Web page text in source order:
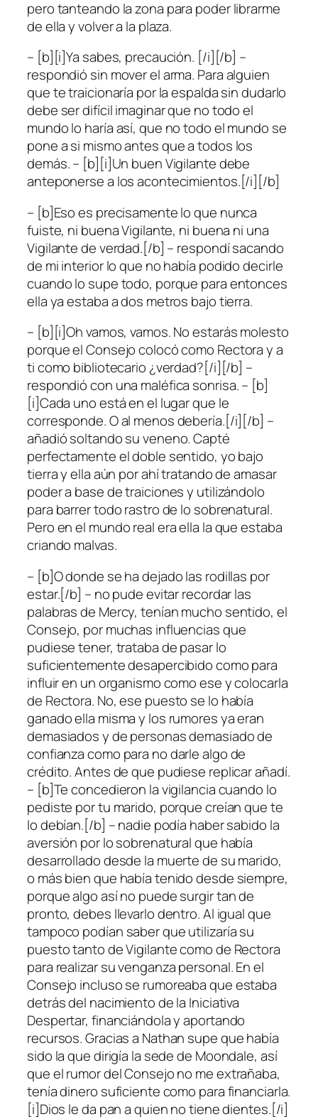
pero tanteando la zona para poder librarme
de ella y volver a la plaza.
– [b][i]Ya sabes, precaución. [/i][/b] –
respondió sin mover el arma. Para alguien
que te traicionaría por la espalda sin dudarlo
debe ser difícil imaginar que no todo el
mundo lo haría así, que no todo el mundo se
pone a si mismo antes que a todos los
demás. – [b][i]Un buen Vigilante debe
anteponerse a los acontecimientos.[/i][/b]
– [b]Eso es precisamente lo que nunca
fuiste, ni buena Vigilante, ni buena ni una
Vigilante de verdad.[/b] – respondí sacando
de mi interior lo que no había podido decirle
cuando lo supe todo, porque para entonces
ella ya estaba a dos metros bajo tierra.
– [b][i]Oh vamos, vamos. No estarás molesto
porque el Consejo colocó como Rectora y a
ti como bibliotecario ¿verdad?[/i][/b] –
respondió con una maléfica sonrisa. – [b]
[i]Cada uno está en el lugar que le
corresponde. O al menos debería.[/i][/b] –
añadió soltando su veneno. Capté
perfectamente el doble sentido, yo bajo
tierra y ella aún por ahí tratando de amasar
poder a base de traiciones y utilizándolo
para barrer todo rastro de lo sobrenatural.
Pero en el mundo real era ella la que estaba
criando malvas.
– [b]O donde se ha dejado las rodillas por
estar.[/b] – no pude evitar recordar las
palabras de Mercy, tenían mucho sentido, el
Consejo, por muchas influencias que
pudiese tener, trataba de pasar lo
suficientemente desapercibido como para
influir en un organismo como ese y colocarla
de Rectora. No, ese puesto se lo había
ganado ella misma y los rumores ya eran
demasiados y de personas demasiado de
confianza como para no darle algo de
crédito. Antes de que pudiese replicar añadí.
– [b]Te concedieron la vigilancia cuando lo
pediste por tu marido, porque creían que te
lo debían.[/b] – nadie podía haber sabido la
aversión por lo sobrenatural que había
desarrollado desde la muerte de su marido,
o más bien que había tenido desde siempre,
porque algo así no puede surgir tan de
pronto, debes llevarlo dentro. Al igual que
tampoco podían saber que utilizaría su
puesto tanto de Vigilante como de Rectora
para realizar su venganza personal. En el
Consejo incluso se rumoreaba que estaba
detrás del nacimiento de la Iniciativa
Despertar, financiándola y aportando
recursos. Gracias a Nathan supe que había
sido la que dirigía la sede de Moondale, así
que el rumor del Consejo no me extrañaba,
tenía dinero suficiente como para financiarla.
[i]Dios le da pan a quien no tiene dientes.[/i]